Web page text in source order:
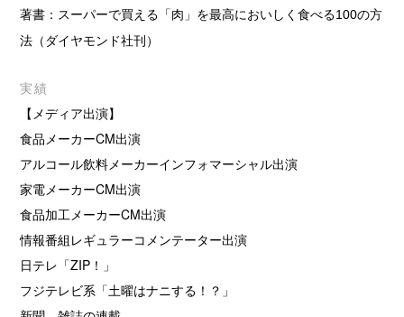
著書：スーパーで買える「肉」を最高においしく食べる100の方
法（ダイヤモンド社刊）
実績
【メディア出演】
食品メーカーCM出演
アルコール飲料メーカーインフォマーシャル出演
家電メーカーCM出演
食品加工メーカーCM出演
情報番組レギュラーコメンテーター出演
日テレ「ZIP！」
フジテレビ系「土曜はナニする！？」